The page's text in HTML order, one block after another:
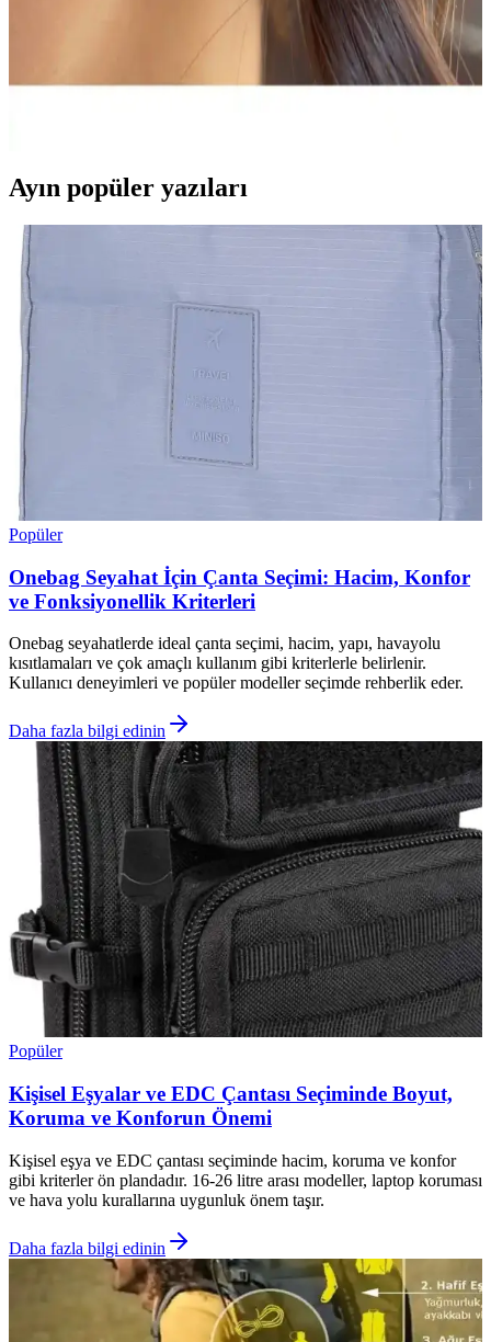
Arescollection Piercingleri Karşılaştırması: Cerrahi
Ayın popüler yazıları
Popüler
Onebag Seyahat İçin Çanta Seçimi: Hacim, Konfor
ve Fonksiyonellik Kriterleri
Onebag seyahatlerde ideal çanta seçimi, hacim, yapı, havayolu
kısıtlamaları ve çok amaçlı kullanım gibi kriterlerle belirlenir.
Kullanıcı deneyimleri ve popüler modeller seçimde rehberlik eder.
Daha fazla bilgi edinin
Popüler
Kişisel Eşyalar ve EDC Çantası Seçiminde Boyut,
Koruma ve Konforun Önemi
Kişisel eşya ve EDC çantası seçiminde hacim, koruma ve konfor
gibi kriterler ön plandadır. 16-26 litre arası modeller, laptop koruması
ve hava yolu kurallarına uygunluk önem taşır.
Daha fazla bilgi edinin